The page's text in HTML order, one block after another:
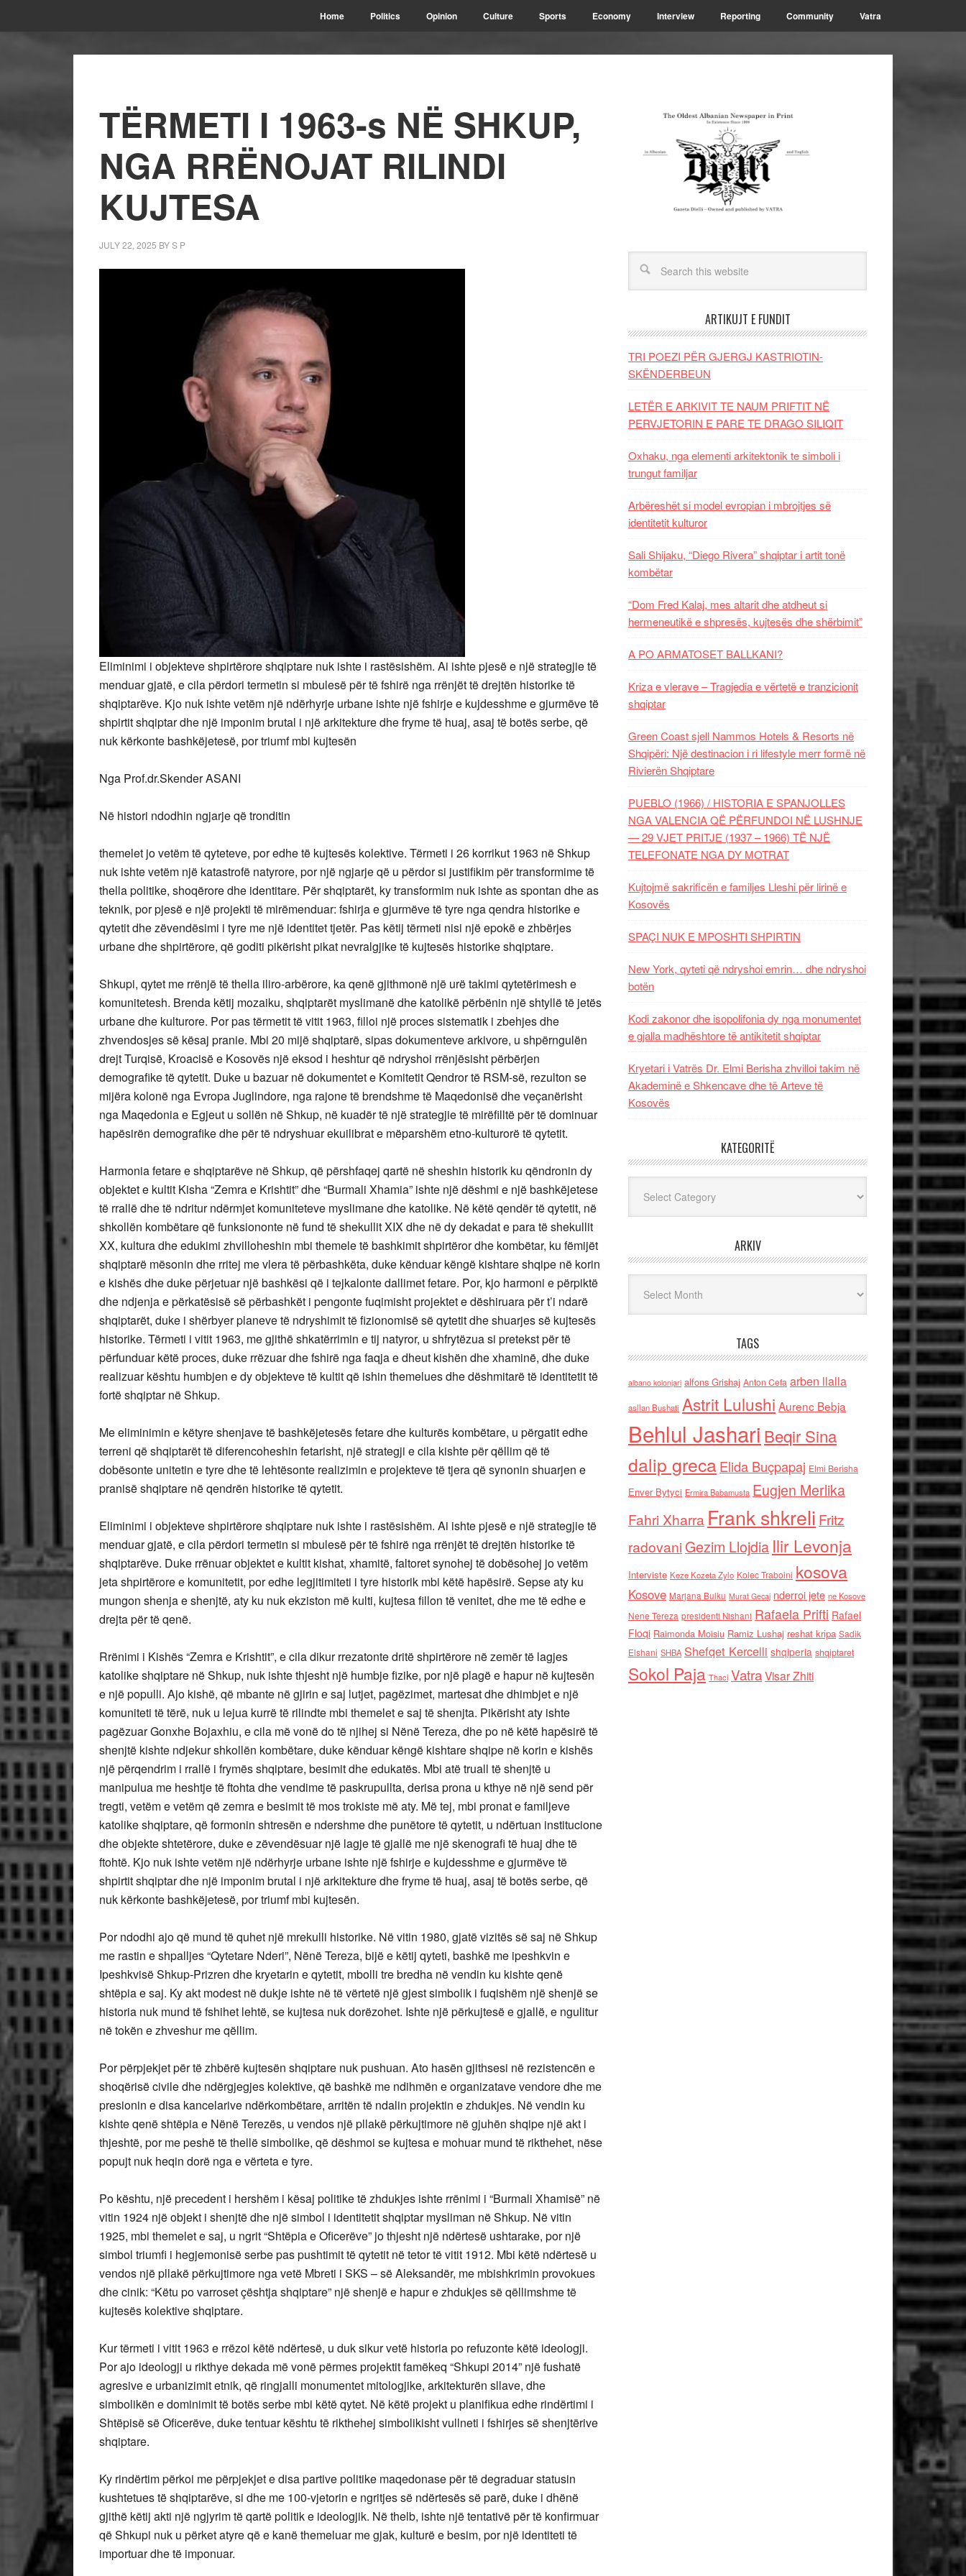
Home Politics Opinion Culture Sports Economy Interview Reporting Community Vatra
TËRMETI I 1963-s NË SHKUP,
NGA RRËNOJAT RILINDI
KUJTESA
JULY 22, 2025 BYS P
Eliminimi i objekteve shpirtërore shqiptare nuk ishte i rastësishëm. Ai ishte pjesë e një strategjie të
menduar gjatë, e cila përdori termetin si mbulesë për të fshirë nga rrënjët të drejtën historike të
shqiptarëve. Kjo nuk ishte vetëm një ndërhyrje urbane ishte një fshirje e kujdesshme e gjurmëve të
shpirtit shqiptar dhe një imponim brutal i një arkitekture dhe fryme të huaj, asaj të botës serbe, që
nuk kërkontebashkëjetesë, por triumf mbi kujtesën
Nga Prof.dr.Skender ASANI
Në histori ndodhin ngjarje që tronditin
themelet jo vetëm të qyteteve, por edhe të kujtesës kolektive. Tërmeti i 26 korrikut 1963 në Shkup
nuk ishte vetëm një katastrofë natyrore, por një ngjarje që u përdor si justifikim për transformime të
thella politike, shoqërore dhe identitare. Për shqiptarët, ky transformim nuk ishte as spontan dhe as
teknik, por pjesë e një projekti të mirëmenduar: fshirja e gjurmëve të tyre nga qendra historike e
qytetit dhe zëvendësimi i tyre me një identitet tjetër. Pas këtij tërmeti nisi një epokë e zhbërjes
urbane dhe shpirtërore, që goditi pikërisht pikat nevralgjike të kujtesës historike shqiptare.
Shkupi, qytet me rrënjë të thella iliro-arbërore, ka qenë gjithmonë një urë takimi qytetërimesh e
komunitetesh. Brenda këtij mozaiku, shqiptarët myslimanë dhe katolikë përbënin një shtyllë të jetës
urbane dhe kulturore. Por pas tërmetit të vitit 1963, filloi një proces sistematik i zbehjes dhe
zhvendosjes së kësaj pranie. Mbi 20 mijë shqiptarë, sipas dokumenteve arkivore, u shpërngulën
drejt Turqisë, Kroacisë e Kosovës një eksod i heshtur që ndryshoi rrënjësisht përbërjen
demografike të qytetit. Duke u bazuar në dokumentet e Komitetit Qendror të RSM-së, rezulton se
mijëra kolonë nga Evropa Juglindore, nga rajone të brendshme të Maqedonisë dhe veçanërisht
nga Maqedonia e Egjeut u sollën në Shkup, në kuadër të një strategjie të mirëfilltë për të dominuar
hapësirën demografike dhe për të ndryshuar ekuilibrat e mëparshëm etno-kulturorë të qytetit.
Harmonia fetare e shqiptarëve në Shkup, që përshfaqej qartë në sheshin historik ku qëndronin dy
objektet e kultit Kisha “Zemra e Krishtit” dhe “Burmali Xhamia” ishte një dëshmi e një bashkëjetese
të rrallë dhe të ndritur ndërmjet komuniteteve myslimane dhe katolike. Në këtë qendër të qytetit, në
shkollën kombëtare që funksiononte në fund të shekullit XIX dhe në dy dekadat e para të shekullit
XX, kultura dhe edukimi zhvilloheshin mbi themele të bashkimit shpirtëror dhe kombëtar, ku fëmijët
shqiptarë mësonin dhe rritej me vlera të përbashkëta, duke kënduar këngë kishtare shqipe në korin
e kishës dhe duke përjetuar një bashkësi që i tejkalonte dallimet fetare. Por, kjo harmoni e përpiktë
dhe ndjenja e përkatësisë së përbashkët i pengonte fuqimisht projektet e dëshiruara për t’i ndarë
shqiptarët, duke i shërbyer planeve të ndryshimit të fizionomisë së qytetit dhe shuarjes së kujtesës
historike. Tërmeti i vitit 1963, me gjithë shkatërrimin e tij natyror, u shfrytëzua si pretekst për të
përfunduar këtë proces, duke rrëzuar dhe fshirë nga faqja e dheut kishën dhe xhaminë, dhe duke
realizuar kështu humbjen e dy objekteve të kultit që ishin themelues dhe dëshmitarë të identitetit të
fortë shqiptar në Shkup.
Me eliminimin e këtyre shenjave të bashkëjetesës fetare dhe kulturës kombëtare, u përgatit edhe
terreni që shqiptarët të diferencoheshin fetarisht, një strategji e cila kishte për qëllim që të
dobësonte unitetin e tyre dhe të lehtësonte realizimin e projekteve të tjera që synonin shuarjen e
pranisë shqiptare në qendrën historike të qytetit.
Eliminimi i objekteve shpirtërore shqiptare nuk ishte i rastësishëm. Ai ishte pjesë e një strategjie të
menduar gjatë, e cila përdori termetin si mbulesë për të fshirë nga rrënjët të drejtën historike të
shqiptarëve. Duke rrënuar objektet e kultit kishat, xhamitë, faltoret synohej të dobësohej jo vetëm
jeta shpirtërore e komunitetit, por edhe legjitimiteti i tyre historik mbi këtë hapësirë. Sepse aty ku
mungon shenja e shenjtë, aty ku nuk ekziston më kulti, kujtesa fillon të venitet, dhe me të edhe e
drejta për të qenë.
Rrënimi i Kishës “Zemra e Krishtit”, e cila dikur rrezatonte dritë shpirtërore në zemër të lagjes
katolike shqiptare në Shkup, nuk ishte thjesht një humbje fizike, por një plagë e hapur në kujtesën
e një populli. Ajo kishë, që mbante në gjirin e saj lutjet, pagëzimet, martesat dhe dhimbjet e një
komuniteti të tërë, nuk u lejua kurrë të rilindte mbi themelet e saj të shenjta. Pikërisht aty ishte
pagëzuar Gonxhe Bojaxhiu, e cila më vonë do të njihej si Nënë Tereza, dhe po në këtë hapësirë të
shenjtë kishte ndjekur shkollën kombëtare, duke kënduar këngë kishtare shqipe në korin e kishës
një përqendrim i rrallë i frymës shqiptare, besimit dhe edukatës. Mbi atë truall të shenjtë u
manipulua me heshtje të ftohta dhe vendime të paskrupullta, derisa prona u kthye në një send për
tregti, vetëm e vetëm që zemra e besimit të mos trokiste më aty. Më tej, mbi pronat e familjeve
katolike shqiptare, që formonin shtresën e ndershme dhe punëtore të qytetit, u ndërtuan institucione
dhe objekte shtetërore, duke e zëvendësuar një lagje të gjallë me një skenografi të huaj dhe të
ftohtë. Kjo nuk ishte vetëm një ndërhyrje urbane ishte një fshirje e kujdesshme e gjurmëve të
shpirtit shqiptar dhe një imponim brutal i një arkitekture dhe fryme të huaj, asaj të botës serbe, që
nuk kërkonte bashkëjetesë, por triumf mbi kujtesën.
Por ndodhi ajo që mund të quhet një mrekulli historike. Në vitin 1980, gjatë vizitës së saj në Shkup
me rastin e shpalljes “Qytetare Nderi”, Nënë Tereza, bijë e këtij qyteti, bashkë me ipeshkvin e
Ipeshkvisë Shkup-Prizren dhe kryetarin e qytetit, mbolli tre bredha në vendin ku kishte qenë
shtëpia e saj. Ky akt modest në dukje ishte në të vërtetë një gjest simbolik i fuqishëm një shenjë se
historia nuk mund të fshihet lehtë, se kujtesa nuk dorëzohet. Ishte një përkujtesë e gjallë, e ngulitur
në tokën e zhveshur me qëllim.
Por përpjekjet për të zhbërë kujtesën shqiptare nuk pushuan. Ato hasën gjithsesi në rezistencën e
shoqërisë civile dhe ndërgjegjes kolektive, që bashkë me ndihmën e organizatave vendore dhe me
presionin e disa kancelarive ndërkombëtare, arritën të ndalin projektin e zhdukjes. Në vendin ku
kishte qenë shtëpia e Nënë Terezës, u vendos një pllakë përkujtimore në gjuhën shqipe një akt i
thjeshtë, por me peshë të thellë simbolike, që dëshmoi se kujtesa e mohuar mund të rikthehet, nëse
popujt nuk heqin dorë nga e vërteta e tyre.
Po kështu, një precedent i hershëm i kësaj politike të zhdukjes ishte rrënimi i “Burmali Xhamisë” në
vitin 1924 një objekt i shenjtë dhe një simbol i identitetit shqiptar mysliman në Shkup. Në vitin
1925, mbi themelet e saj, u ngrit “Shtëpia e Oficerëve” jo thjesht një ndërtesë ushtarake, por një
simbol triumfi i hegjemonisë serbe pas pushtimit të qytetit në tetor të vitit 1912. Mbi këtë ndërtesë u
vendos një pllakë përkujtimore nga vetë Mbreti i SKS – së Aleksandër, me mbishkrimin provokues
dhe cinik: “Këtu po varroset çështja shqiptare” një shenjë e hapur e zhdukjes së qëllimshme të
kujtesës kolektive shqiptare.
Kur tërmeti i vitit 1963 e rrëzoi këtë ndërtesë, u duk sikur vetë historia po refuzonte këtë ideologji.
Por ajo ideologji u rikthye dekada më vonë përmes projektit famëkeq “Shkupi 2014” një fushatë
agresive e urbanizimit etnik, që ringjalli monumentet mitologjike, arkitekturën sllave, dhe
simbolikën e dominimit të botës serbe mbi këtë qytet. Në këtë projekt u planifikua edhe rindërtimi i
Shtëpisë së Oficerëve, duke tentuar kështu të rikthehej simbolikisht vullneti i fshirjes së shenjtërive
shqiptare.
Ky rindërtim përkoi me përpjekjet e disa partive politike maqedonase për të degraduar statusin
kushtetues të shqiptarëve, si dhe me 100-vjetorin e ngritjes së ndërtesës së parë, duke i dhënë
gjithë këtij akti një ngjyrim të qartë politik e ideologjik. Në thelb, ishte një tentativë për të konfirmuar
që Shkupi nuk u përket atyre që e kanë themeluar me gjak, kulturë e besim, por një identiteti të
importuar dhe të imponuar.
ARTIKUJT E FUNDIT
TRI POEZI PËR GJERGJ KASTRIOTIN-
SKËNDERBEUN
LETËR E ARKIVIT TE NAUM PRIFTIT NË
PERVJETORIN E PARE TE DRAGO SILIQIT
Oxhaku, nga elementi arkitektonik te simboli i
trungut familjar
Arbëreshët si model evropian i mbrojtjes së
identitetit kulturor
Sali Shijaku, “Diego Rivera” shqiptar i artit tonë
kombëtar
“Dom Fred Kalaj, mes altarit dhe atdheut si
hermeneutikë e shpresës, kujtesës dhe shërbimit”
A PO ARMATOSET BALLKANI?
Kriza e vlerave – Tragjedia e vërtetë e tranzicionit
shqiptar
Green Coast sjell Nammos Hotels & Resorts në
Shqipëri: Një destinacion i ri lifestyle merr formë në
Rivierën Shqiptare
PUEBLO (1966) / HISTORIA E SPANJOLLES
NGA VALENCIA QË PËRFUNDOI NË LUSHNJE
— 29 VJET PRITJE (1937 – 1966) TË NJË
TELEFONATE NGA DY MOTRAT
Kujtojmë sakrificën e familjes Lleshi për lirinë e
Kosovës
SPAÇI NUK E MPOSHTI SHPIRTIN
New York, qyteti që ndryshoi emrin… dhe ndryshoi
botën
Kodi zakonor dhe isopolifonia dy nga monumentet
e gjalla madhështore të antikitetit shqiptar
Kryetari i Vatrës Dr. Elmi Berisha zhvilloi takim në
Akademinë e Shkencave dhe të Arteve të
Kosovës
KATEGORITË
ARKIV
TAGS
albano kolonjari alfons Grishaj Anton Cefa arben llalla
asllan Bushati Astrit Lulushi Aurenc Bebja
Behlul Jashari Beqir Sina
dalip grecaElida Buçpapaj Elmi Berisha
Enver Bytyci Ermira Babamusta Eugjen Merlika
Fahri Xharra Frank shkreli Fritz
radovaniGezim Llojdia Ilir Levonja
Interviste Keze Kozeta Zylo Kolec Traboini kosova
Kosove Marjana Bulku Murat Gecaj nderroi jete ne Kosove
Nene Tereza presidenti Nishani Rafaela Prifti Rafael
Floqi Raimonda Moisiu Ramiz Lushaj reshat kripa Sadik
Elshani SHBA Shefqet Kercelli shqiperia shqiptaret
Sokol Paja Thaci VatraVisar Zhiti